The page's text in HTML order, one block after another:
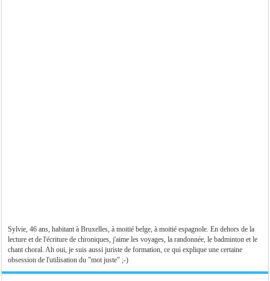
Sylvie, 46 ans, habitant à Bruxelles, à moitié belge, à moitié espagnole. En dehors de la
lecture et de l'écriture de chroniques, j'aime les voyages, la randonnée, le badminton et le
chant choral. Ah oui, je suis aussi juriste de formation, ce qui explique une certaine
obsession de l'utilisation du "mot juste" ;-)